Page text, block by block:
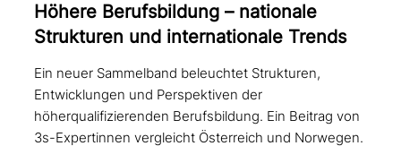
Höhere Berufsbildung – nationale
Strukturen und inter­na­tio­na­le Trends
Ein neuer Sammelband beleuchtet Strukturen,
Entwicklungen und Perspektiven der
höherqualifizierenden Berufsbildung. Ein Beitrag von
3s-Expertinnen vergleicht Österreich und Norwegen.